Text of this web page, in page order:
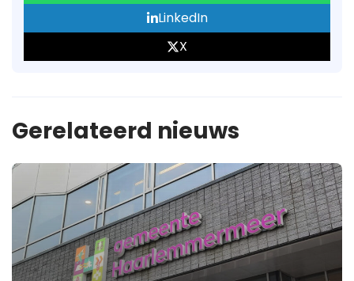
LinkedIn
X
Gerelateerd nieuws